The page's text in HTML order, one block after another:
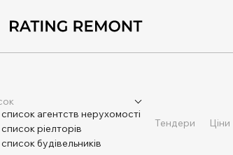
агентств нерухомості
ріелторів
будівельників
Тендери Ціни